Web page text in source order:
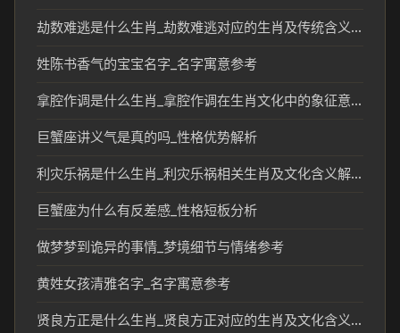
劫数难逃是什么生肖_劫数难逃对应的生肖及传统含义解析
姓陈书香气的宝宝名字_名字寓意参考
拿腔作调是什么生肖_拿腔作调在生肖文化中的象征意义
巨蟹座讲义气是真的吗_性格优势解析
利灾乐祸是什么生肖_利灾乐祸相关生肖及文化含义解析
巨蟹座为什么有反差感_性格短板分析
做梦梦到诡异的事情_梦境细节与情绪参考
黄姓女孩清雅名字_名字寓意参考
贤良方正是什么生肖_贤良方正对应的生肖及文化含义解析